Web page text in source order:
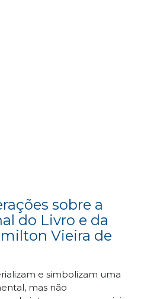
sobre a
do Livro e da
Vieira de
e simbolizam uma
mas não